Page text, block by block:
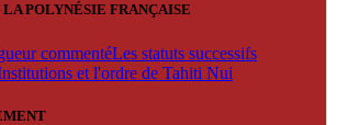
POLYNÉSIE FRANÇAISE
commentéLes statuts successifs
et l'ordre de Tahiti Nui